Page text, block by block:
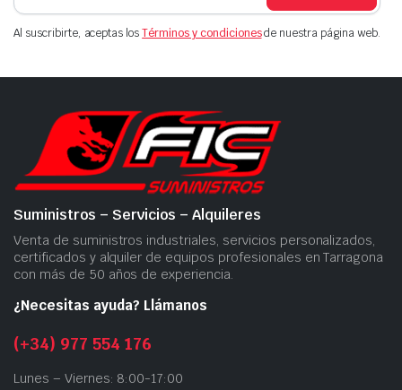
Al suscribirte, aceptas losTérminos y condicionesde nuestra página web.
Suministros – Servicios – Alquileres
Venta de suministros industriales, servicios personalizados,
certificados y alquiler de equipos profesionales en Tarragona
con más de 50 años de experiencia.
¿Necesitas ayuda? Llámanos
(+34) 977 554 176
Lunes – Viernes: 8:00-17:00